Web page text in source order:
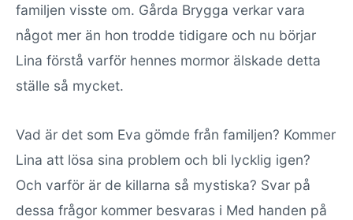
familjen visste om. Gårda Brygga verkar vara
något mer än hon trodde tidigare och nu börjar
Lina förstå varför hennes mormor älskade detta
ställe så mycket.
Vad är det som Eva gömde från familjen? Kommer
Lina att lösa sina problem och bli lycklig igen?
Och varför är de killarna så mystiska? Svar på
dessa frågor kommer besvaras i Med handen på